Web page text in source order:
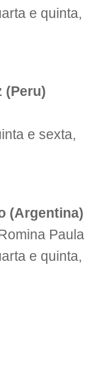
e quinta,
(Peru)
e sexta,
(Argentina)
Paula
e quinta,